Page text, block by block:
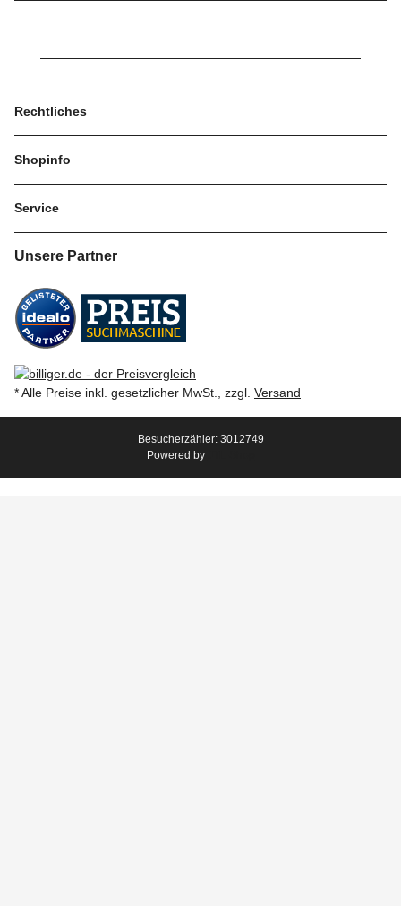
Rechtliches
Shopinfo
Service
Unsere Partner
* Alle Preise inkl. gesetzlicher MwSt., zzgl. Versand
Besucherzähler: 3012749
Powered by